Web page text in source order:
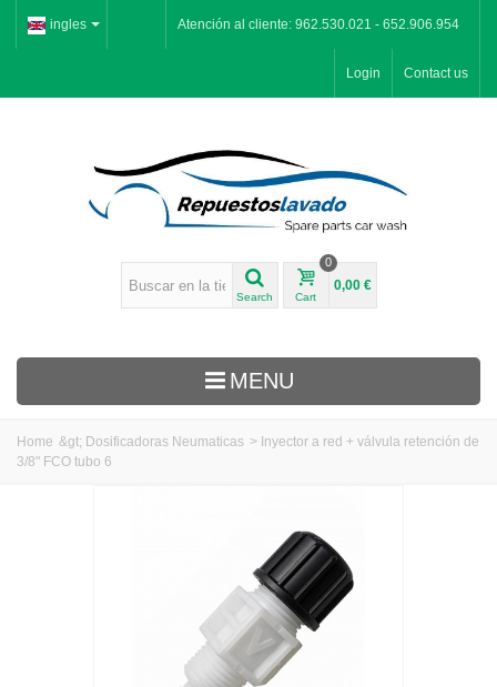
Atención al cliente: 962.530.021 - 652.906.954
ingles
Contact us
Login
Search Cart
0
0,00 €
MENU
Inicio
Home &gt; Dosificadoras Neumaticas > Inyector a red + válvula retención de
3/8" FCO tubo 6